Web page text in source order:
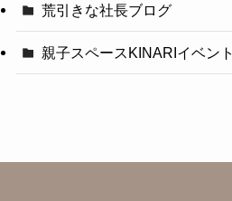
荒引きな社長ブログ
親子スペースKINARIイベント